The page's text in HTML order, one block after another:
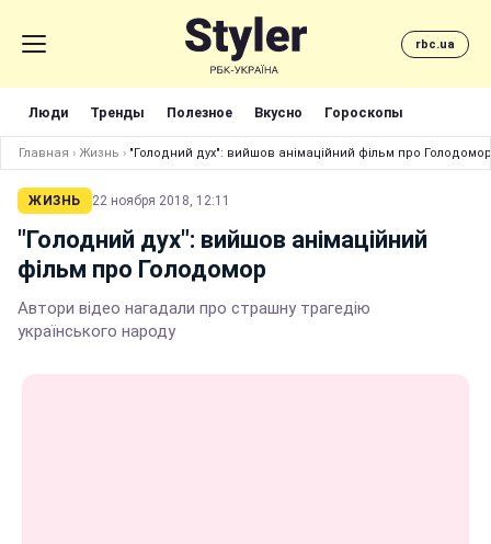
rbc.ua
Люди Тренды Полезное Вкусно Гороскопы
Главная › Жизнь › "Голодний дух": вийшов анімаційний фільм про Голодомор
ЖИЗНЬ 22 ноября 2018, 12:11
"Голодний дух": вийшов анімаційний
фільм про Голодомор
Автори відео нагадали про страшну трагедію
українського народу